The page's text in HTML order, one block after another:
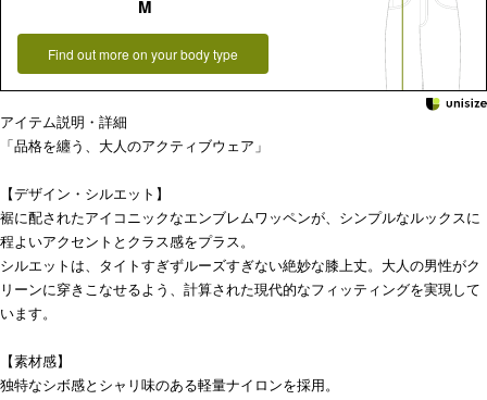
M
Find out more on your body type
アイテム説明・詳細
「品格を纏う、大人のアクティブウェア」
【デザイン・シルエット】
裾に配されたアイコニックなエンブレムワッペンが、シンプルなルックスに
程よいアクセントとクラス感をプラス。
シルエットは、タイトすぎずルーズすぎない絶妙な膝上丈。大人の男性がク
リーンに穿きこなせるよう、計算された現代的なフィッティングを実現して
います。
【素材感】
独特なシボ感とシャリ味のある軽量ナイロンを採用。